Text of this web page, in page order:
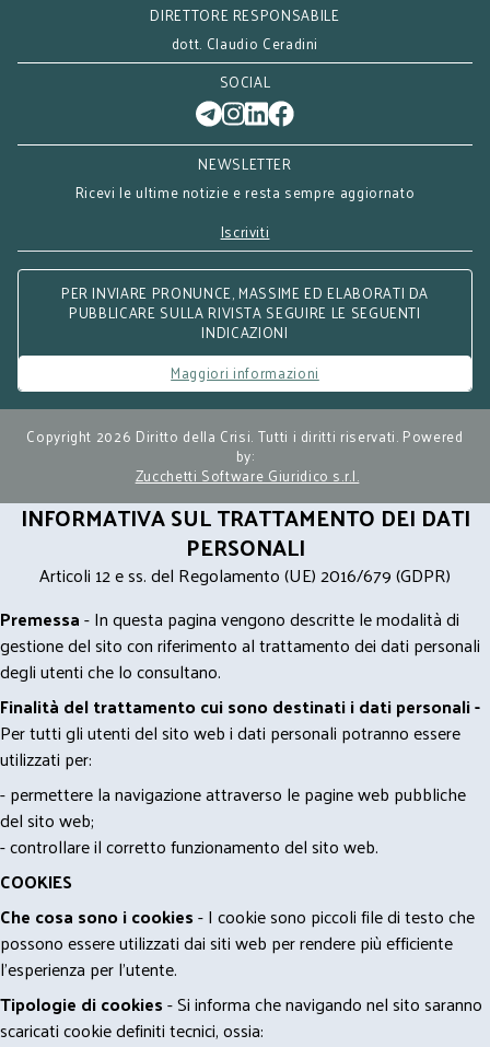
DIRETTORE RESPONSABILE
dott. Claudio Ceradini
SOCIAL
NEWSLETTER
Ricevi le ultime notizie e resta sempre aggiornato
Iscriviti
PER INVIARE PRONUNCE, MASSIME ED ELABORATI DA
PUBBLICARE SULLA RIVISTA SEGUIRE LE SEGUENTI
INDICAZIONI
Maggiori informazioni
Copyright 2026 Diritto della Crisi. Tutti i diritti riservati. Powered
by:
Zucchetti Software Giuridico s.r.l.
INFORMATIVA SUL TRATTAMENTO DEI DATI
PERSONALI
Articoli 12 e ss. del Regolamento (UE) 2016/679 (GDPR)
Premessa- In questa pagina vengono descritte le modalità di
gestione del sito con riferimento al trattamento dei dati personali
degli utenti che lo consultano.
Finalità del trattamento cui sono destinati i dati personali -
Per tutti gli utenti del sito web i dati personali potranno essere
utilizzati per:
- permettere la navigazione attraverso le pagine web pubbliche
del sito web;
- controllare il corretto funzionamento del sito web.
COOKIES
Che cosa sono i cookies- I cookie sono piccoli file di testo che
possono essere utilizzati dai siti web per rendere più efficiente
l'esperienza per l'utente.
Tipologie di cookies- Si informa che navigando nel sito saranno
scaricati cookie definiti tecnici, ossia: